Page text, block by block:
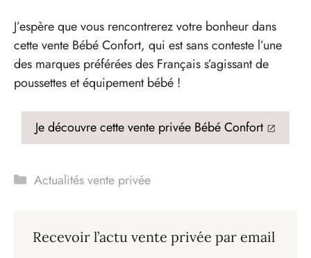
J’espère que vous rencontrerez votre bonheur dans
cette vente Bébé Confort, qui est sans conteste l’une
des marques préférées des Français s’agissant de
poussettes et équipement bébé !
Je découvre cette vente privée Bébé Confort
Catégories
Actualités vente privée
Recevoir l’actu vente privée par email